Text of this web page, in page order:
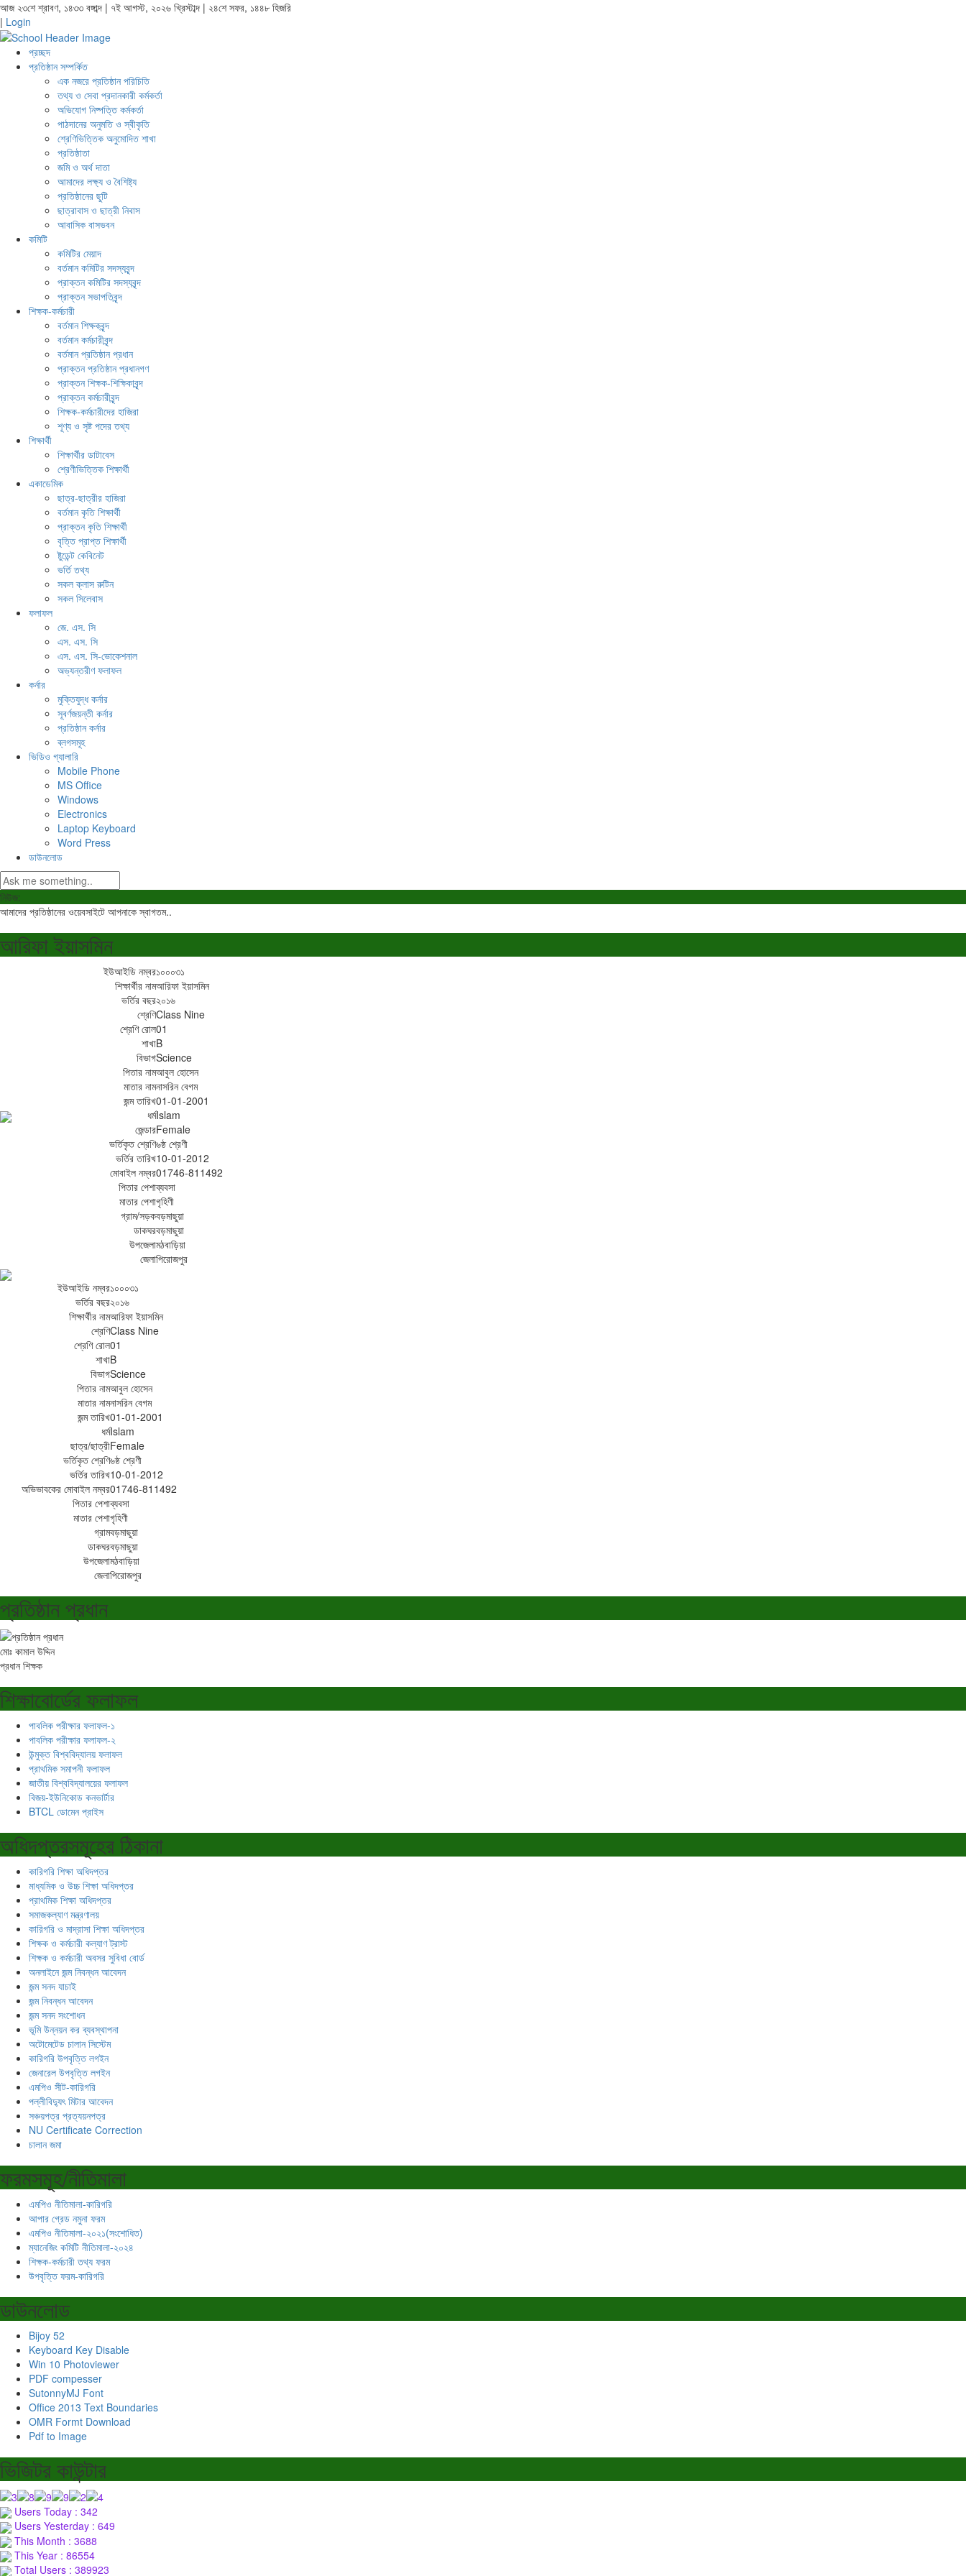
আজ ২৩শে শ্রাবণ, ১৪৩৩ বঙ্গাব্দ | ৭ই আগস্ট, ২০২৬ খ্রিস্টাব্দ | ২৪শে সফর, ১৪৪৮ হিজরি
| Login
প্রচ্ছদ
প্রতিষ্ঠান সম্পর্কিত
এক নজরে প্রতিষ্ঠান পরিচিতি
তথ্য ও সেবা প্রদানকারী কর্মকর্তা
অভিযোগ নিষ্পত্তি কর্মকর্তা
পাঠদানের অনুমতি ও স্বীকৃতি
শ্রেণিভিত্তিক অনুমোদিত শাখা
প্রতিষ্ঠাতা
জমি ও অর্থ দাতা
আমাদের লক্ষ্য ও বৈশিষ্ট্য
প্রতিষ্ঠানের ছুটি
ছাত্রাবাস ও ছাত্রী নিবাস
আবাসিক বাসভবন
কমিটি
কমিটির মেয়াদ
বর্তমান কমিটির সদস্যবৃন্দ
প্রাক্তন কমিটির সদস্যবৃন্দ
প্রাক্তন সভাপতিবৃন্দ
শিক্ষক-কর্মচারী
বর্তমান শিক্ষকবৃন্দ
বর্তমান কর্মচারীবৃন্দ
বর্তমান প্রতিষ্ঠান প্রধান
প্রাক্তন প্রতিষ্ঠান প্রধানগণ
প্রাক্তন শিক্ষক-শিক্ষিকাবৃন্দ
প্রাক্তন কর্মচারীবৃন্দ
শিক্ষক-কর্মচারীদের হাজিরা
শূণ্য ও সৃষ্ট পদের তথ্য
শিক্ষার্থী
শিক্ষার্থীর ডাটাবেস
শ্রেণীভিত্তিক শিক্ষার্থী
একাডেমিক
ছাত্র-ছাত্রীর হাজিরা
বর্তমান কৃতি শিক্ষার্থী
প্রাক্তন কৃতি শিক্ষার্থী
বৃত্তি প্রাপ্ত শিক্ষার্থী
ষ্টুডেন্ট কেবিনেট
ভর্তি তথ্য
সকল ক্লাস রুটিন
সকল সিলেবাস
ফলাফল
জে. এস. সি
এস. এস. সি
এস. এস. সি-ভোকেশনাল
অভ্যন্তরীণ ফলাফল
কর্নার
মুক্তিযুদ্ধ কর্নার
সূবর্ণজয়ন্তী কর্নার
প্রতিষ্ঠান কর্নার
ব্লগসমূহ
ভিডিও গ্যালারি
Mobile Phone
MS Office
Windows
Electronics
Laptop Keyboard
Word Press
ডাউনলোড
নিউজ:
আমাদের প্রতিষ্ঠানের ওয়েবসাইটে আপনাকে স্বাগতম..
আরিফা ইয়াসমিন
ইউআইডি নম্বর১০০০৩১
শিক্ষার্থীর নামআরিফা ইয়াসমিন
ভর্তির বছর২০১৬
শ্রেণিClass Nine
শ্রেণি রোল01
শাখাB
বিভাগScience
পিতার নামআবুল হোসেন
মাতার নামনাসরিন বেগম
জন্ম তারিখ01-01-2001
ধর্মIslam
জেন্ডারFemale
ভর্তিকৃত শ্রেণি৬ষ্ঠ শ্রেণী
ভর্তির তারিখ10-01-2012
মোবাইল নম্বর01746-811492
পিতার পেশাব্যবসা
মাতার পেশাগৃহিণী
গ্রাম/সড়কবড়মাছুয়া
ডাকঘরবড়মাছুয়া
উপজেলামঠবাড়িয়া
জেলাপিরোজপুর
ইউআইডি নম্বর১০০০৩১
ভর্তির বছর২০১৬
শিক্ষার্থীর নামআরিফা ইয়াসমিন
শ্রেণিClass Nine
শ্রেণি রোল01
শাখাB
বিভাগScience
পিতার নামআবুল হোসেন
মাতার নামনাসরিন বেগম
জন্ম তারিখ01-01-2001
ধর্মIslam
ছাত্র/ছাত্রীFemale
ভর্তিকৃত শ্রেণি৬ষ্ঠ শ্রেণী
ভর্তির তারিখ10-01-2012
অভিভাবকের মোবাইল নম্বর01746-811492
পিতার পেশাব্যবসা
মাতার পেশাগৃহিণী
গ্রামবড়মাছুয়া
ডাকঘরবড়মাছুয়া
উপজেলামঠবাড়িয়া
জেলাপিরোজপুর
প্রতিষ্ঠান প্রধান
মোঃ কামাল উদ্দিন
প্রধান শিক্ষক
শিক্ষাবোর্ডের ফলাফল
পাবলিক পরীক্ষার ফলাফল-১
পাবলিক পরীক্ষার ফলাফল-২
উন্মুক্ত বিশ্ববিদ্যালয় ফলাফল
প্রাথমিক সমাপনী ফলাফল
জাতীয় বিশ্ববিদ্যালয়ের ফলাফল
বিজয়-ইউনিকোড কনভার্টার
BTCL ডোমেন প্রাইস
অধিদপ্তরসমূহের ঠিকানা
কারিগরি শিক্ষা অধিদপ্তর
মাধ্যমিক ও উচ্চ শিক্ষা অধিদপ্তর
প্রাথমিক শিক্ষা অধিদপ্তর
সমাজকল্যাণ মন্ত্রণালয়
কারিগরি ও মাদ্রাসা শিক্ষা অধিদপ্তর
শিক্ষক ও কর্মচারী কল্যাণ ট্রাস্ট
শিক্ষক ও কর্মচারী অবসর সুবিধা বোর্ড
অনলাইনে জন্ম নিবন্ধন আবেদন
জন্ম সনদ যাচাই
জন্ম নিবন্ধন আবেদন
জন্ম সনদ সংশোধন
ভূমি উন্নয়ন কর ব্যবস্থাপনা
অটোমেটেড চালান সিস্টেম
কারিগরি উপবৃত্তি লগইন
জেনারেল উপবৃত্তি লগইন
এমপিও সীট-কারিগরি
পল্লীবিদ্যুৎ মিটার আবেদন
সঞ্চয়পত্র প্রত্যয়নপত্র
NU Certificate Correction
চালান জমা
ফরমসমূহ/নীতিমালা
এমপিও নীতিমালা-কারিগরি
আপার গ্রেড নমুনা ফরম
এমপিও নীতিমালা-২০২১(সংশোধিত)
ম্যানেজিং কমিটি নীতিমালা-২০২৪
শিক্ষক-কর্মচারী তথ্য ফরম
উপবৃত্তি ফরম-কারিগরি
ডাউনলোড
Bijoy 52
Keyboard Key Disable
Win 10 Photoviewer
PDF compesser
SutonnyMJ Font
Office 2013 Text Boundaries
OMR Formt Download
Pdf to Image
ভিজিটর কাউন্টার
Users Today : 342
Users Yesterday : 649
This Month : 3688
This Year : 86554
Total Users : 389923